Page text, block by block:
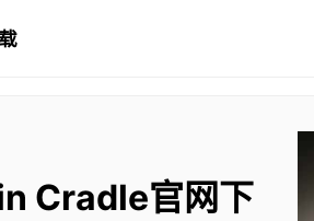
Cradle官网下